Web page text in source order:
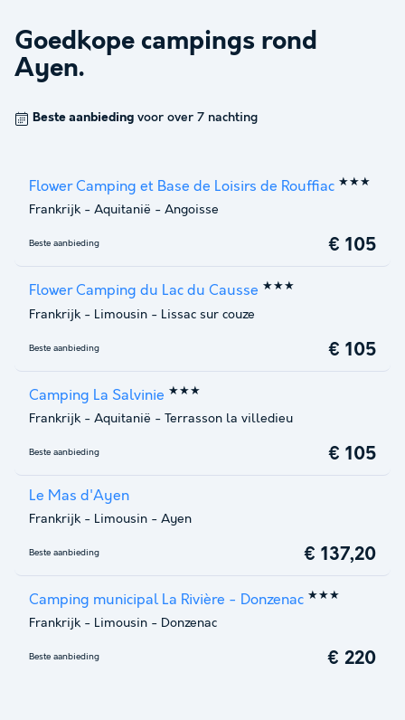
Goedkope campings rond
Ayen.
Beste aanbieding voor over 7 nachting
Flower Camping et Base de Loisirs de Rouffiac ★★★
Frankrijk - Aquitanië - Angoisse
Beste aanbieding € 105
Flower Camping du Lac du Causse ★★★
Frankrijk - Limousin - Lissac sur couze
Beste aanbieding € 105
Camping La Salvinie ★★★
Frankrijk - Aquitanië - Terrasson la villedieu
Beste aanbieding € 105
Le Mas d'Ayen
Frankrijk - Limousin - Ayen
Beste aanbieding € 137,20
Camping municipal La Rivière - Donzenac ★★★
Frankrijk - Limousin - Donzenac
Beste aanbieding € 220